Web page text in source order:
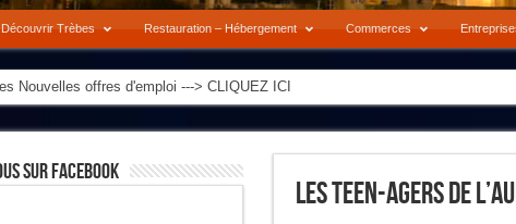
Découvrir Trèbes Restauration – Hébergement Commerces
Nouvelles offres d'emploi ---> CLIQUEZ ICI
Les Teen-Agers De
Sur Facebook